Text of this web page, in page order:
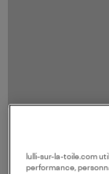
480,00 €
Champagne
lulli-sur-la-toile.com
performance,